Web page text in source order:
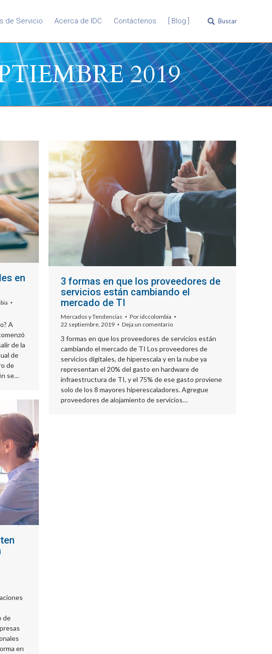
de Servicio Acerca de IDC Contáctenos [ Blog ] Buscar:
Buscar
2019
en
A
de la
de
de
se…
3 formas en que los proveedores de
servicios están cambiando el
mercado de TI
Mercados y Tendencias Poridccolombia
22 septiembre, 2019
Deja un comentario
3 formas en que los proveedores de servicios están
cambiando el mercado de TI Los proveedores de
servicios digitales, de hiperescala y en la nube ya
representan el 20% del gasto en hardware de
infraestructura de TI, y el 75% de ese gasto proviene
solo de los 8 mayores hiperescaladores. Agregue
proveedores de alojamiento de servicios…
de
en